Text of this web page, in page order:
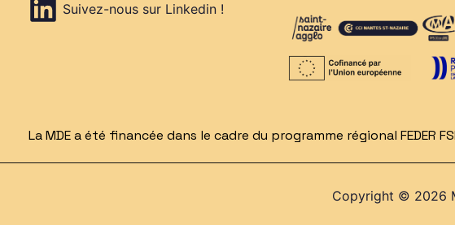
Suivez-nous sur Linkedin !
La MDE a été financée dans le cadre du programme régional FEDER
Copyright © 2026